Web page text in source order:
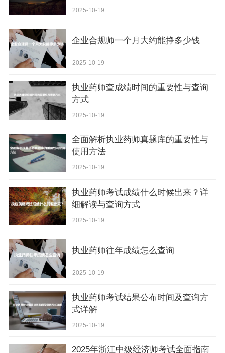
2025-10-19
企业合规师一个月大约能挣多少钱
2025-10-19
执业药师查成绩时间的重要性与查询
方式
2025-10-19
全面解析执业药师真题库的重要性与
使用方法
2025-10-19
执业药师考试成绩什么时候出来？详
细解读与查询方式
2025-10-19
执业药师往年成绩怎么查询
2025-10-19
执业药师考试结果公布时间及查询方
式详解
2025-10-19
2025年浙江中级经济师考试全面指南